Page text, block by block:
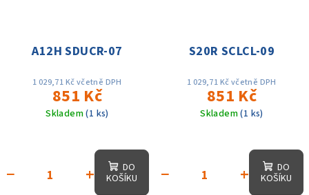
A12H SDUCR-07
1 029,71 Kč včetně DPH
851 Kč
Skladem(1 ks)
+
−
DO
KOŠÍKU
S20R SCLCL-09
1 029,71 Kč včetně DPH
851 Kč
Skladem(1 ks)
+
−
DO
KOŠÍKU